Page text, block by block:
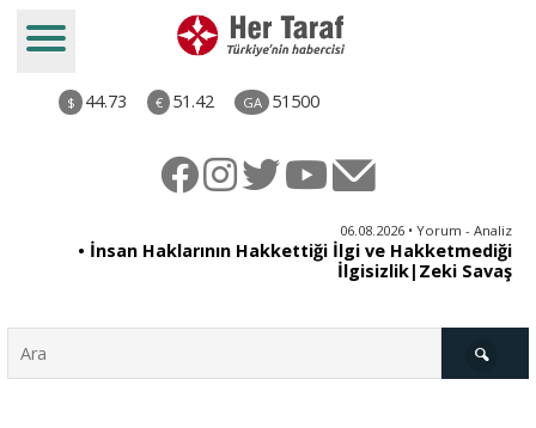
$ 44.73 € 51.42 GA 51500
06.08.2026 • Yorum - Analiz
• İnsan Haklarının Hakkettiği İlgi ve Hakketmediği
İlgisizlik|Zeki Savaş